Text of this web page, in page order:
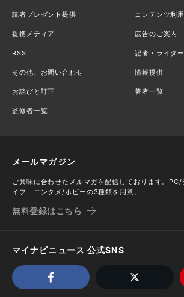
読者プレゼント提供 コンテンツ利
提携メディア 広告のご案内
RSS 記者・ライタ
その他、お問い合わせ 情報提供
お詫びと訂正 著者一覧
監修者一覧
メールマガジン
ご興味に合わせたメルマガを配信しております。PC/
イフ、エンタメ/ホビーの3種類を用意。
無料登録はこちら
マイナビニュース 公式SNS